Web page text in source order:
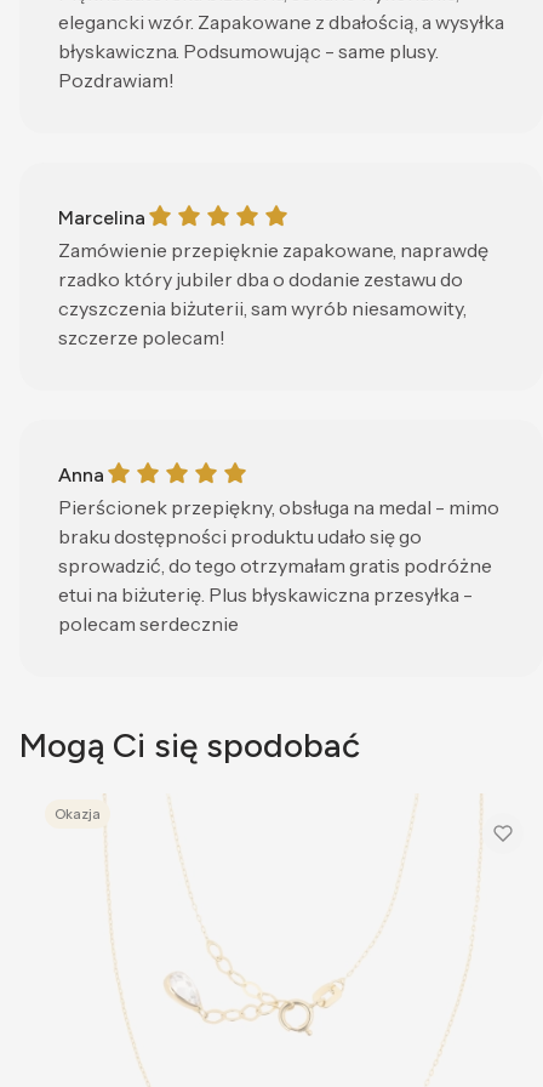
zarysowaniami i utratą blasku.
elegancki wzór. Zapakowane z dbałością, a wysyłka
błyskawiczna. Podsumowując - same plusy.
Pozdrawiam!
Marcelina
Marcelina gave a rating of: 5
Zamówienie przepięknie zapakowane, naprawdę
rzadko który jubiler dba o dodanie zestawu do
czyszczenia biżuterii, sam wyrób niesamowity,
szczerze polecam!
Anna
Anna gave a rating of: 5
Pierścionek przepiękny, obsługa na medal - mimo
braku dostępności produktu udało się go
sprowadzić, do tego otrzymałam gratis podróżne
etui na biżuterię. Plus błyskawiczna przesyłka -
polecam serdecznie
Mogą Ci się spodobać
Okazja